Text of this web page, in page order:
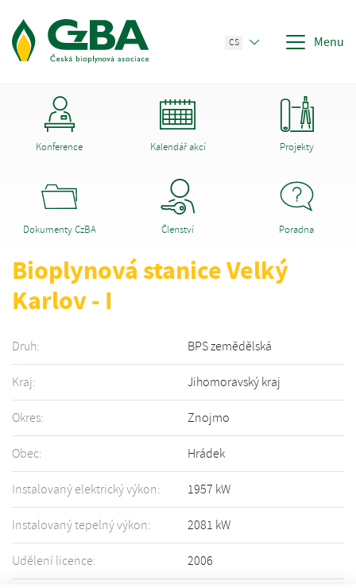
CS Menu
Konference Kalendář akcí Projekty
Dokumenty CzBA Členství Poradna
Bioplynová stanice Velký
Karlov - I
Druh: BPS zemědělská
Kraj: Jihomoravský kraj
Okres: Znojmo
Obec: Hrádek
Instalovaný elektrický výkon: 1957 kW
Instalovaný tepelný výkon: 2081 kW
Udělení licence: 2006